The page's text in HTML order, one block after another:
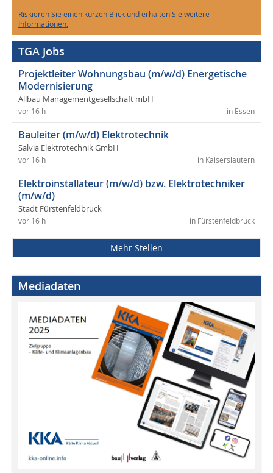
Riskieren Sie einen kurzen Blick und erhalten Sie weitere
Informationen.
TGA Jobs
Projektleiter Wohnungsbau (m/w/d) Energetische
Modernisierung
Allbau Managementgesellschaft mbH
in Essen
vor 16 h
Bauleiter (m/w/d) Elektrotechnik
Salvia Elektrotechnik GmbH
in Kaiserslautern
vor 16 h
Elektroinstallateur (m/w/d) bzw. Elektrotechniker
(m/w/d)
Stadt Fürstenfeldbruck
in Fürstenfeldbruck
vor 16 h
Mehr Stellen
Mediadaten